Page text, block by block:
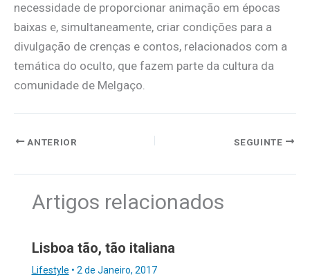
necessidade de proporcionar animação em épocas
baixas e, simultaneamente, criar condições para a
divulgação de crenças e contos, relacionados com a
temática do oculto, que fazem parte da cultura da
comunidade de Melgaço.
ANTERIOR SEGUINTE
Artigos relacionados
Lisboa tão, tão italiana
Lifestyle • 2 de Janeiro, 2017